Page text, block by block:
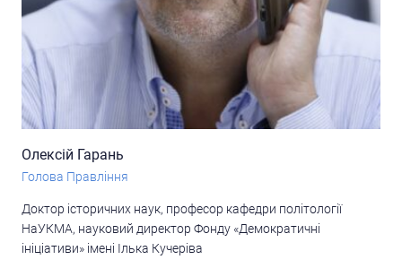
Олексій Гарань
Голова Правління
Доктор історичних наук, професор кафедри політології
НаУКМА, науковий директор Фонду «Демократичні
ініціативи» імені Ілька Кучеріва